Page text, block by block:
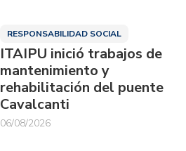
RESPONSABILIDAD SOCIAL
ITAIPU inició trabajos de
mantenimiento y
rehabilitación del puente
Cavalcanti
06/08/2026